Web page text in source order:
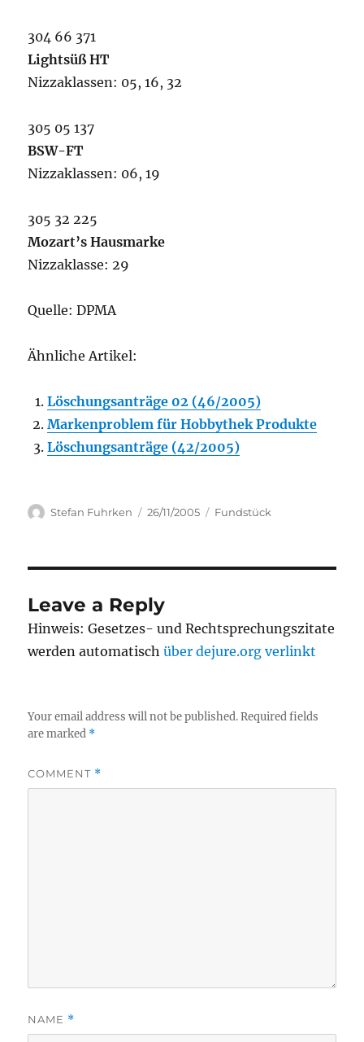
304 66 371
Lightsüß HT
Nizzaklassen: 05, 16, 32
305 05 137
BSW-FT
Nizzaklassen: 06, 19
305 32 225
Mozart’s Hausmarke
Nizzaklasse: 29
Quelle: DPMA
Ähnliche Artikel:
Löschungsanträge 02 (46/2005)
Markenproblem für Hobbythek Produkte
Löschungsanträge (42/2005)
Author
Stefan Fuhrken
Posted
26/11/2005 Categories
Fundstück
Leave a Reply
Hinweis: Gesetzes- und Rechtsprechungszitate
werden automatischüber dejure.org verlinkt
Your email address will not be published. Required fields
are marked *
COMMENT *
NAME *